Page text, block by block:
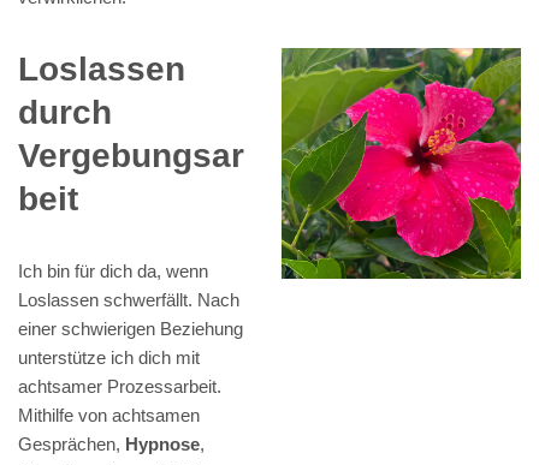
Loslassen
durch
Vergebungsar
beit
Ich bin für dich da, wenn
Loslassen schwerfällt. Nach
einer schwierigen Beziehung
unterstütze ich dich mit
achtsamer Prozessarbeit.
Mithilfe von achtsamen
Gesprächen, Hypnose,